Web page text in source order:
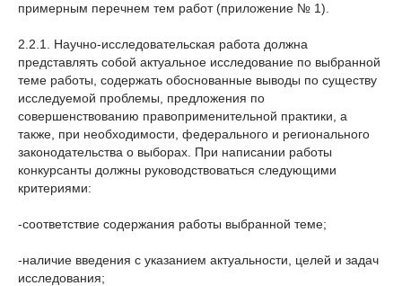
примерным перечнем тем работ (приложение № 1).
2.2.1. Научно-исследовательская работа должна
представлять собой актуальное исследование по выбранной
теме работы, содержать обоснованные выводы по существу
исследуемой проблемы, предложения по
совершенствованию правоприменительной практики, а
также, при необходимости, федерального и регионального
законодательства о выборах. При написании работы
конкурсанты должны руководствоваться следующими
критериями:
-соответствие содержания работы выбранной теме;
-наличие введения с указанием актуальности, целей и задач
исследования;